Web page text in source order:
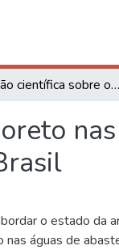
Produção científica sobre ocorrência de fluoreto nas águas de abastecimento para consumo humano no Brasil
o estado da
águas de